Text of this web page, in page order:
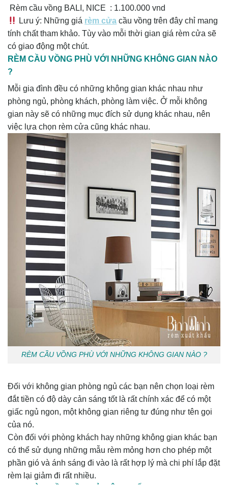
Rèm cầu vồng BALI, NICE : 1.100.000 vnd
Lưu ý: Những giá rèm cửa cầu vồng trên đây chỉ mang
tính chất tham khảo. Tùy vào mỗi thời gian giá rèm cửa sẽ
có giao động một chút.
RÈM CẦU VỒNG PHÙ VỚI NHỮNG KHÔNG GIAN NÀO
?
Mỗi gia đình đều có những không gian khác nhau như
phòng ngủ, phòng khách, phòng làm việc. Ở mỗi không
gian này sẽ có những mục đích sử dụng khác nhau, nên
việc lựa chọn rèm cửa cũng khác nhau.
RÈM CẦU VỒNG PHÙ VỚI NHỮNG KHÔNG GIAN NÀO ?
Đối với không gian phòng ngủ các bạn nên chọn loại rèm
đắt tiền có độ dày cản sáng tốt là rất chính xác để có một
giấc ngủ ngon, một không gian riêng tư đúng như tên gọi
của nó.
Còn đối với phòng khách hay những không gian khác bạn
có thể sử dụng những mẫu rèm mỏng hơn cho phép một
phần gió và ánh sáng đi vào là rất hợp lý mà chi phí lắp đặt
rèm lại giảm đi rất nhiều.